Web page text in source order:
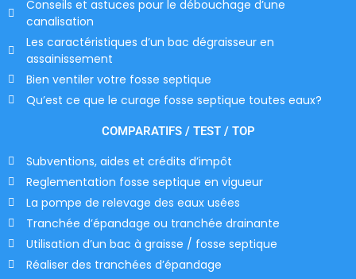
Conseils et astuces pour le débouchage d’une
canalisation
Les caractéristiques d’un bac dégraisseur en
assainissement
Bien ventiler votre fosse septique
Qu’est ce que le curage fosse septique toutes eaux?
COMPARATIFS / TEST / TOP
Subventions, aides et crédits d’impôt
Reglementation fosse septique en vigueur
La pompe de relevage des eaux usées
Tranchée d’épandage ou tranchée drainante
Utilisation d’un bac à graisse / fosse septique
Réaliser des tranchées d’épandage